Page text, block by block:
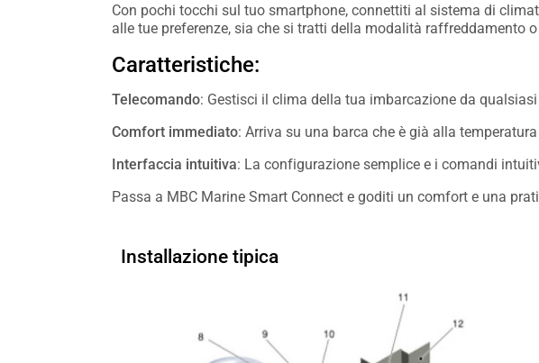
Con pochi tocchi sul tuo smartphone, connettiti al sistema di
alle tue preferenze, sia che si tratti della modalità raffreddamento
Caratteristiche:
Telecomando: Gestisci il clima della tua imbarcazione da
Comfort immediato: Arriva su una barca che è già alla
Interfaccia intuitiva: La configurazione semplice e i comandi
Passa a MBC Marine Smart Connect e goditi un comfort e una
Installazione tipica